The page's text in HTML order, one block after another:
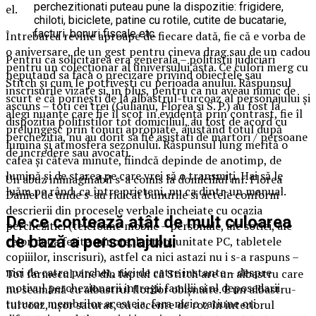
perchezitionati puteau pune la dispozitie: frigidere,
chiloti, biciclete, patine cu rotile, cutite de bucatarie,
facturi, bonuri fiscale etc.
Pentru ca solicitarea era generala – politistii judiciari
neputand sa faca o precizare privind obiectele sau
inscrisurile vizate si, in plus, pentru ca nu aveau nimic de
ascuns – toti cei trei (Gulianu, Florea si S. P.) au fost la
dispozitia politistilor tot domiciliul, au fost de acord cu
perchezitia, nu au dorit sa fie asistati de martori / persoane
de incredere sau avocati.
Un abuz inimaginabil s-a comis la domiciliul mr. Florea
Daniel de unde s-au ridicat bunurile si actele conform
descrierii din procesele verbale incheiate cu ocazia
perchezitiei (telefoane mobile – personale, ale sotiei, ale
celor doua fetite minore, laptop, unitate PC, tabletele
copiiilor, inscrisuri), astfel ca nici astazi nu i s-a raspuns –
nici de catre parchet, nici de catre instante – despre
motivul perchezionarii intregii familii si al deposedarii
tuturor membrilor acesteia, fara nicio ratiune ori
el.
Întrebarea revine aproape de fiecare dată, fie că e vorba de
o aniversare, de un gest pentru cineva drag sau de un cadou
pentru un colecționar al universului ăsta. Ce culori merg cu
Stitch și cum le potrivești cu perioada anului. Răspunsul
scurt e că pornești de la albastrul-turcoaz al personajului și
alegi nuanțe care fie îl scot în evidență prin contrast, fie îl
prelungesc prin tonuri apropiate, ajustând totul după
lumina și atmosfera sezonului. Răspunsul lung merită o
cafea și câteva minute, fiindcă depinde de anotimp, de
lumină și de starea pe care vrei să o transmiți. Hai să le
luăm pe rând, ca între prieteni, nu ca dintr-un manual.
De ce contează atât de mult culoarea
de bază a personajului
Tot farmecul vine din faptul că Stitch are un albastru care
nu seamănă cu albastrul florilor obișnuite. E un albastru-
turcoaz, ușor saturat, cu accente de roz în interiorul